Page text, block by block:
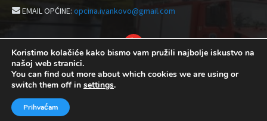
EMAIL OPĆINE: opcina.ivankovo@gmail.com
YouTube
Izjava o pristupačnosti
Postavke kolačića
Koristimo kolačiće kako bismo vam pružili najbolje iskustvo na
našoj web stranici.
You can find out more about which cookies we are using or
switch them off in settings.
Prihvaćam